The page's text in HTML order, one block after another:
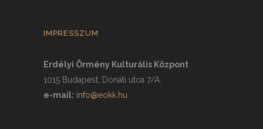
IMPRESSZUM
Erdélyi Örmény Kulturális Központ
1015 Budapest, Donáti utca 7/A.
e-mail: info@eokk.hu